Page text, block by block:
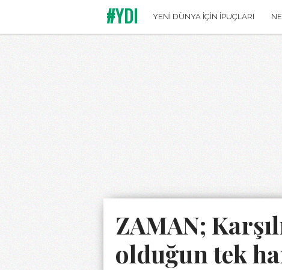
#YDI YENİ DÜNYA İÇİN İPUÇLARI
ZAMAN;
olduğun tek